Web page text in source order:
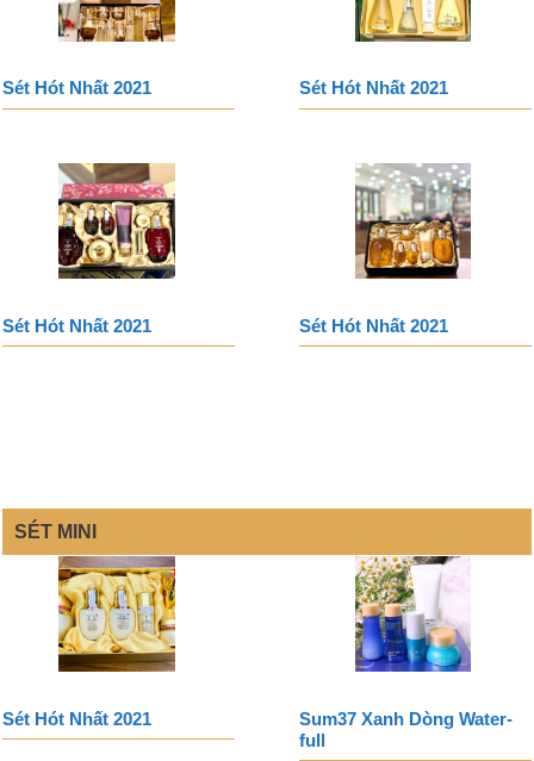
Sét Hót Nhất 2021 Sét Hót Nhất 2021
Sét Hót Nhất 2021 Sét Hót Nhất 2021
SÉT MINI
Sét Hót Nhất 2021
Sum37 Xanh Dòng Water-
full